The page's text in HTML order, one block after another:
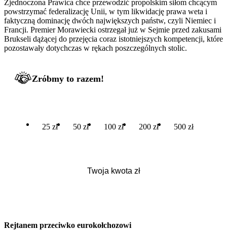
Zjednoczona Prawica chce przewodzić propolskim siłom chcącym
powstrzymać federalizację Unii, w tym likwidację prawa weta i
faktyczną dominację dwóch największych państw, czyli Niemiec i
Francji. Premier Morawiecki ostrzegał już w Sejmie przed zakusami
Brukseli dążącej do przejęcia coraz istotniejszych kompetencji, które
pozostawały dotychczas w rękach poszczególnych stolic.
Zróbmy to razem!
25 zł 50 zł 100 zł 200 zł 500 zł
Rejtanem przeciwko eurokołchozowi